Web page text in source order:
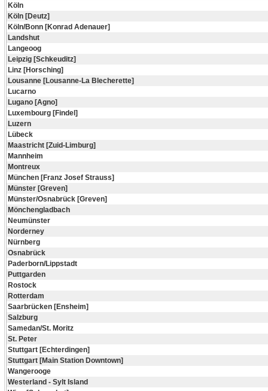
Köln
Köln [Deutz]
Köln/Bonn [Konrad Adenauer]
Landshut
Langeoog
Leipzig [Schkeuditz]
Linz [Horsching]
Lousanne [Lousanne-La Blecherette]
Lucarno
Lugano [Agno]
Luxembourg [Findel]
Luzern
Lübeck
Maastricht [Zuid-Limburg]
Mannheim
Montreux
München [Franz Josef Strauss]
Münster [Greven]
Münster/Osnabrück [Greven]
Mönchengladbach
Neumünster
Norderney
Nürnberg
Osnabrück
Paderborn/Lippstadt
Puttgarden
Rostock
Rotterdam
Saarbrücken [Ensheim]
Salzburg
Samedan/St. Moritz
St. Peter
Stuttgart [Echterdingen]
Stuttgart [Main Station Downtown]
Wangerooge
Westerland - Sylt Island